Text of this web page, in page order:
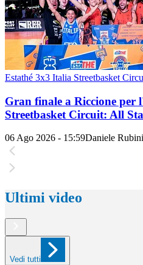
Estathé 3x3 Italia Streetbasket
Gran finale a Riccione per
Streetbasket Circuit: All
06 Ago 2026 - 15:59Daniele Rubini
Ultimi video
Vedi tutti